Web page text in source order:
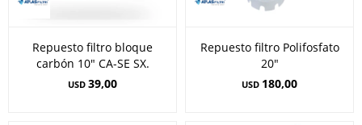
Repuesto filtro bloque
carbón 10" CA-SE SX.
USD 39,00
Repuesto filtro Polifosfato
20"
USD 180,00